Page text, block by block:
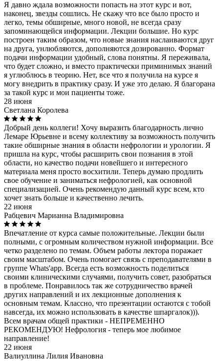
Я давно ждала возможности попасть на этот курс и вот,
наконец, звезды сошлись. Не скажу что все было просто и
легко, темы обширные, много новой, не всегда сразу
запоминающейся информации. Лекции большие. Но курс
построен таким образом, что новые знания наслаиваются друг
на друга, унлюбляются, дополняются дозированно. Формат
подачи информации удобный, слова понятны. Я переживала,
что будет сложно, и вместо практически приминимых знаний
я углюблюсь в теорию. Нет, все что я получила на курсе я
могу внедрить в практику сразу. И уже это делаю. Я благорана
за такой курс и мои пациенты тоже.
28 июня
Светлана Королева
Добрый день коллеги! Хочу выразить благодарность лично
Лемаре Юрьевне и всему коллективу за возможность получить
такие обширные знания в области нефрологии и урологии. Я
пришла на курс, чтобы расширить свои познания в этой
области, но качество подачи новейшего и интересного
материала меня просто восхитили. Теперь думаю продлить
свое обучение и заниматься нефрологией, как основной
специализацией. Очень рекомендую данный курс всем, кто
хочет знать больше и качественно лечить.
22 июня
Рабцевич Марианна Владимировна
Впечатление от курса самые положительные. Лекции были
полными, с огромным количеством нужной информации. Все
четко разделено по темам. Объем работы лектора поражает
своим масштабом. Очень помогает связь с преподавателями в
группе Whats'app. Всегда есть возможность поделиться
своими клиническими случаями, получить совет, разобраться
в проблеме. Понравилось так же сотрудничество врачей
других направлений и их лекционные дополнения к
основным темам. Классно, что презентации остаются с тобой
навсегда, их можно использовать в качестве шпаргалок))).
Всем врачам общей практики - НЕПРЕМЕННО
РЕКОМЕНДУЮ! Нефрология - теперь мое любимое
направление!
22 июня
Валиуллина Лилия Ивановна